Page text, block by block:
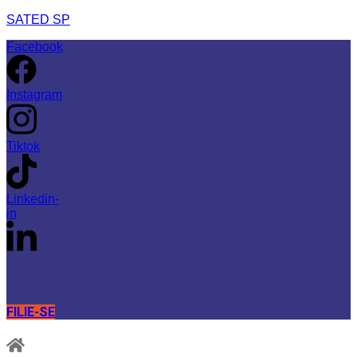
SATED SP
Facebook
Instagram
Tiktok
Linkedin-
in
FILIE-SE